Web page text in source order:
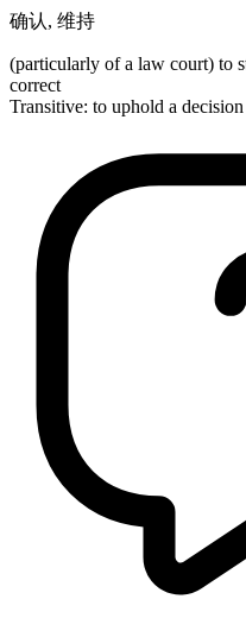
确认, 维持
(particularly of a law court) to
correct
Transitive: to uphold a decision